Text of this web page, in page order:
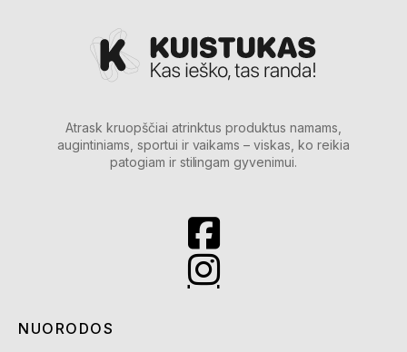
Atrask kruopščiai atrinktus produktus namams,
augintiniams, sportui ir vaikams – viskas, ko reikia
patogiam ir stilingam gyvenimui.
NUORODOS